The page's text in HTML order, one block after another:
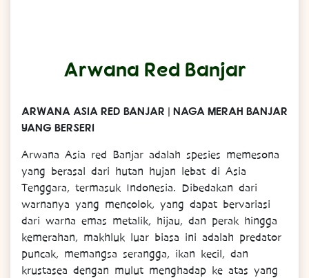
Arwana Red Banjar
ARWANA ASIA RED BANJAR | NAGA MERAH BANJAR
YANG BERSERI
Arwana Asia red Banjar adalah spesies memesona
yang berasal dari hutan hujan lebat di Asia
Tenggara, termasuk Indonesia. Dibedakan dari
warnanya yang mencolok, yang dapat bervariasi
dari warna emas metalik, hijau, dan perak hingga
kemerahan, makhluk luar biasa ini adalah predator
puncak, memangsa serangga, ikan kecil, dan
krustasea dengan mulut menghadap ke atas yang